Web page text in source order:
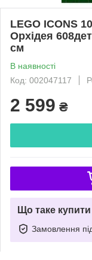
LEGO ICONS
Орхідея
см
В наявності
Код: 002047117
2 599 ₴
Що таке
Замовлення